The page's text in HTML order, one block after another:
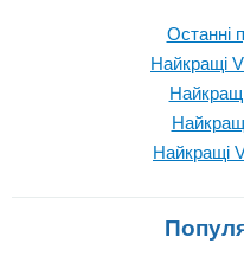
Останні
Найкращі
Найкращі